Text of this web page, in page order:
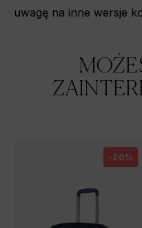
uwagę na inne wersje
-20%